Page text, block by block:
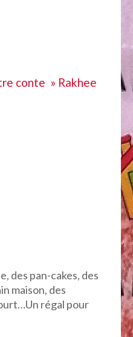
conte » Rakhee
des pan-cakes, des
maison, des
régal pour